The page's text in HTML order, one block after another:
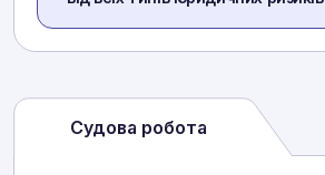
Судова робота